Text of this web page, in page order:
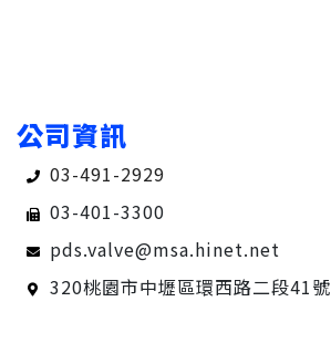
公司資訊
03-491-2929
03-401-3300
pds.valve@msa.hinet.net
320桃園市中壢區環西路二段41號